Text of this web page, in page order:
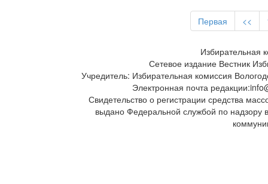
Первая <<
Избирательная
Сетевое издание Вестник
Учредитель: Избирательная комиссия
Электронная почта
Свидетельство о регистрации средства
выдано Федеральной службой по